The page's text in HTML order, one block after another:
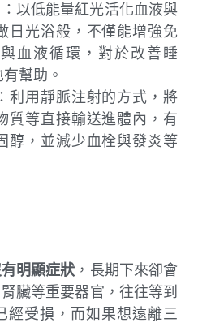
以低能量紅光活化血液與
日光浴般，不僅能增強免
血液循環，對於改善睡
幫助。
利用靜脈注射的方式，將
質等直接輸送進體內，有
醇，並減少血栓與發炎等
明顯症狀 ，長期下來卻會
臟等重要器官，往往等到
經受損，而如果想遠離三